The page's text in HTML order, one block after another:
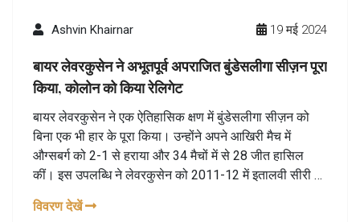
Ashvin Khairnar 19 मई 2024
बायर लेवरकुसेन ने अभूतपूर्व अपराजित बुंडेसलीगा सीज़न पूरा
किया, कोलोन को किया रेलिगेट
बायर लेवरकुसेन ने एक ऐतिहासिक क्षण में बुंडेसलीगा सीज़न को
बिना एक भी हार के पूरा किया। उन्होंने अपने आखिरी मैच में
औग्सबर्ग को 2-1 से हराया और 34 मैचों में से 28 जीत हासिल
कीं। इस उपलब्धि ने लेवरकुसेन को 2011-12 में इतालवी सीरी ए
पहली टीम बना दिया है।
विवरण देखें